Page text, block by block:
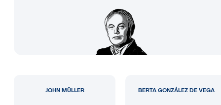
JOHN MÜLLER BERTA GONZÁLEZ DE VEGA